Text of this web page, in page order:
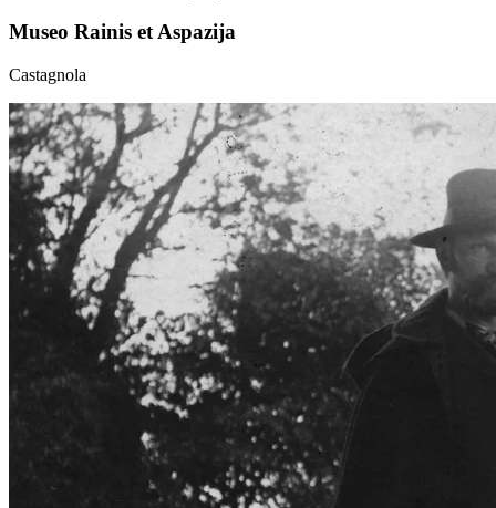
Museo Rainis et Aspazija
Castagnola